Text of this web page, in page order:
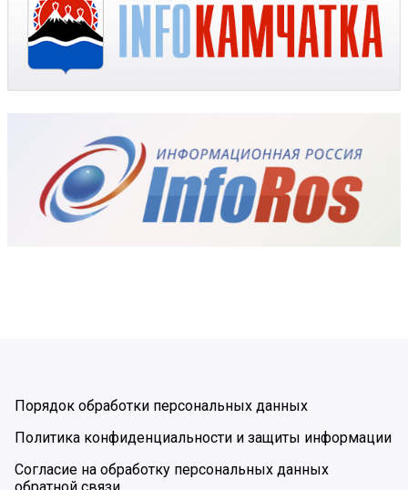
Порядок обработки персональных данных
Политика конфиденциальности и защиты информации
Согласие на обработку персональных данных